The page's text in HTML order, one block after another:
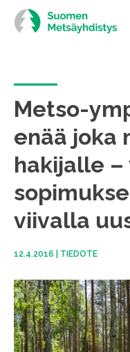
Siirry
suoraan
sisältöön
Metso-
enää joka
hakijalle –
viivalla
12.4.2016 TIEDOTE